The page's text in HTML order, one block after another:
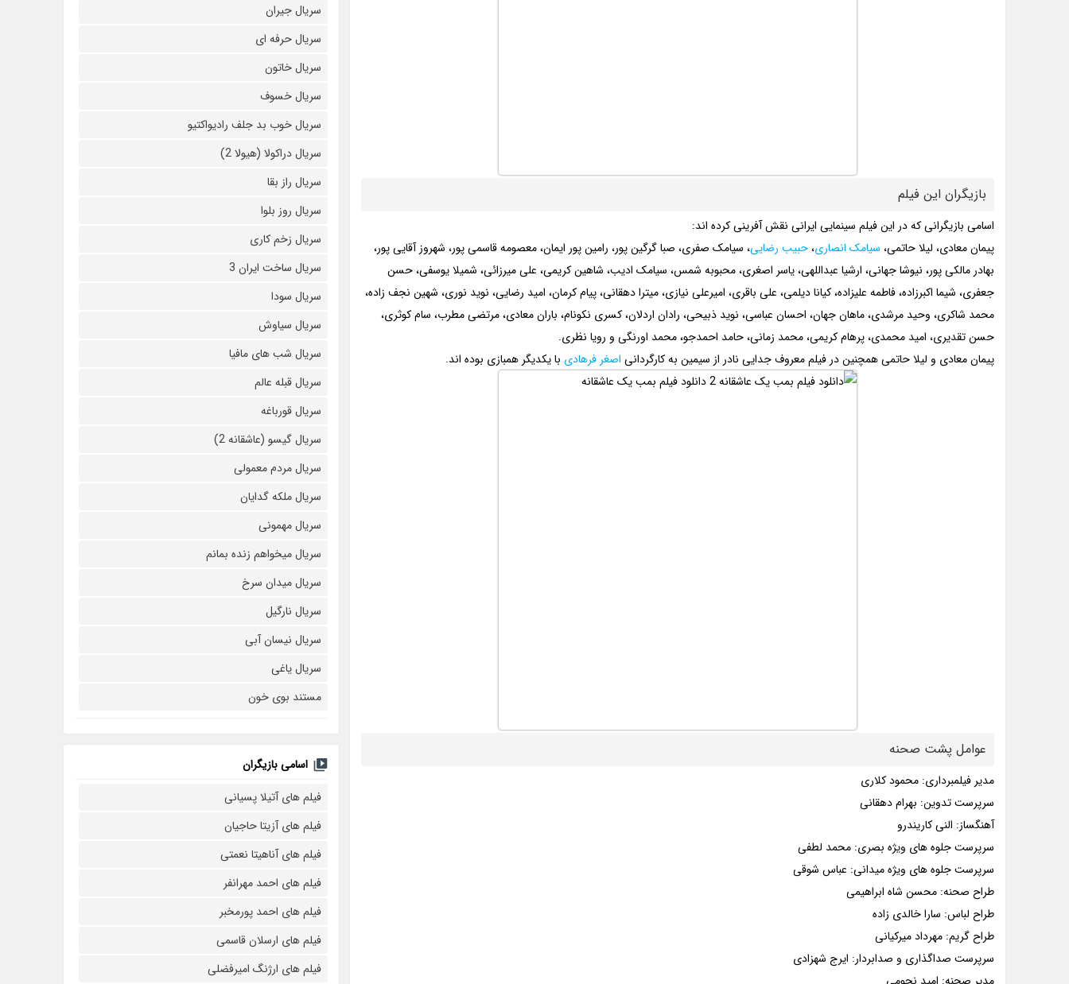
بازیگران این فیلم
اسامی بازیگرانی که در این فیلم سینمایی ایرانی نقش آفرینی کرده اند:
پیمان معادی، لیلا حاتمی، سیامک انصاری،حبیب رضایی، سیامک صفری، صبا گرگین پور، رامین پور ایمان، معصومه قاسمی پور، شهروز آقایی پور،
بهادر مالکی پور، نیوشا جهانی، ارشیا عبداللهی، یاسر اصغری، محبوبه شمس، سیامک ادیب، شاهین کریمی، علی میرزائی، شمیلا یوسفی، حسن
جعفری، شیما اکبرزاده، فاطمه علیزاده، کیانا دیلمی، علی باقری، امیرعلی نیازی، میترا دهقانی، پیام کرمان، امید رضایی، نوید نوری، شهین نجف زاده،
محمد شاکری، وحید مرشدی، ماهان جهان، احسان عباسی، نوید ذبیحی، رادان اردلان، کسری نکونام، باران معادی، مرتضی مطرب، سام کوثری،
حسن تقدیری، امید محمدی، پرهام کریمی، محمد زمانی، حامد احمدجو، محمد اورنگی و رویا نظری.
پیمان معادی و لیلا حاتمی همچنین در فیلم معروف جدایی نادر از سیمین به کارگردانی اصغر فرهادی با یکدیگر همبازی بوده اند.
عوامل پشت صحنه
مدیر فیلمبرداری: محمود کلاری
سرپرست تدوین: بهرام دهقانی
آهنگساز: النی کاریندرو
سرپرست جلوه های ویژه بصری: محمد لطفی
سرپرست جلوه های ویژه میدانی: عباس شوقی
طراح صحنه: محسن شاه ابراهیمی
طراح لباس: سارا خالدی زاده
طراح گریم: مهرداد میرکیانی
سرپرست صداگذاری و صدابردار: ایرج شهزادی
سریال جیران
سریال حرفه ای
سریال خاتون
سریال خسوف
سریال خوب بد جلف رادیواکتیو
سریال دراکولا (هیولا 2)
سریال راز بقا
سریال روز بلوا
سریال زخم کاری
سریال ساخت ایران 3
سریال سودا
سریال سیاوش
سریال شب های مافیا
سریال قبله عالم
سریال قورباغه
سریال گیسو (عاشقانه 2)
سریال مردم معمولی
سریال ملکه گدایان
سریال مهمونی
سریال میخواهم زنده بمانم
سریال میدان سرخ
سریال نارگیل
سریال نیسان آبی
سریال یاغی
مستند بوی خون
اسامی بازیگران
فیلم های آتیلا پسیانی
فیلم های آزیتا حاجیان
فیلم های آناهیتا نعمتی
فیلم های احمد مهرانفر
فیلم های احمد پورمخبر
فیلم های ارسلان قاسمی
فیلم های ارژنگ امیرفضلی